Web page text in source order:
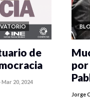
de
Mar 20, 2024
Jorge